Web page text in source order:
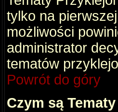
tylko na
możliwości
administrator
tematów
Powrót do góry
Czym są